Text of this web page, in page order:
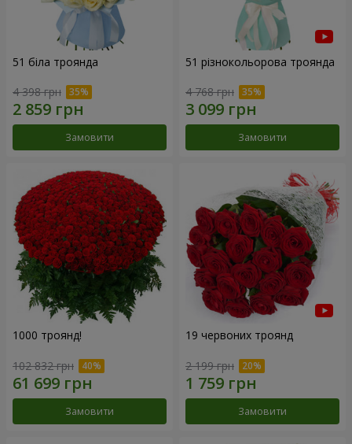
51 біла троянда
4 398 грн
Замовити
51 різнокольорова троянда
4 768 грн
Замовити
1000 троянд!
102 832 грн
Замовити
19 червоних троянд
2 199 грн
Замовити